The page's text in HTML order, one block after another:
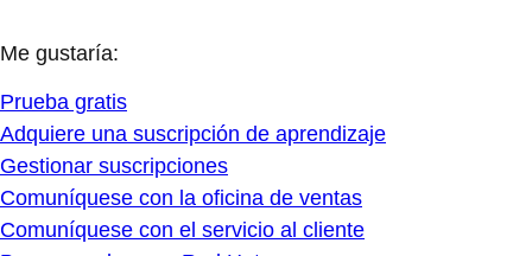
Me gustaría:
Prueba gratis
Adquiere una suscripción de aprendizaje
Gestionar suscripciones
Comuníquese con la oficina de ventas
Comuníquese con el servicio al cliente